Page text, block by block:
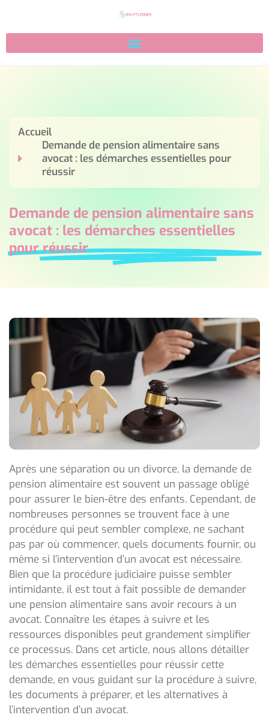
Accueil
Demande de pension alimentaire sans
avocat : les démarches essentielles pour
réussir
Demande de pension alimentaire sans
avocat : les démarches essentielles
pour réussir
Après une séparation ou un divorce, la demande de
pension alimentaire est souvent un passage obligé
pour assurer le bien-être des enfants. Cependant, de
nombreuses personnes se trouvent face à une
procédure qui peut sembler complexe, ne sachant
pas par où commencer, quels documents fournir, ou
même si l’intervention d’un avocat est nécessaire.
Bien que la procédure judiciaire puisse sembler
intimidante, il est tout à fait possible de demander
une pension alimentaire sans avoir recours à un
avocat. Connaître les étapes à suivre et les
ressources disponibles peut grandement simplifier
ce processus. Dans cet article, nous allons détailler
les démarches essentielles pour réussir cette
demande, en vous guidant sur la procédure à suivre,
les documents à préparer, et les alternatives à
l’intervention d’un avocat.